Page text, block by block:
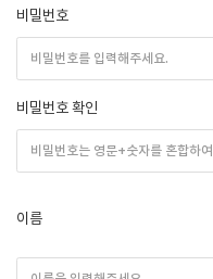
비밀번호
비밀번호 확인
이름